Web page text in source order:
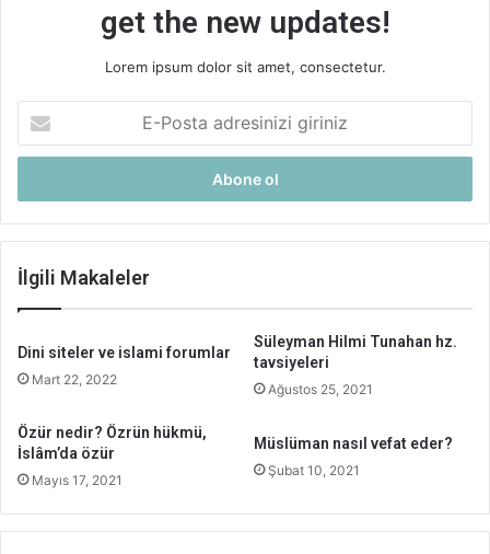
get the new updates!
Lorem ipsum dolor sit amet, consectetur.
Posta
adresinizi
İlgili Makaleler
Dini siteler ve islami forumlar
Mart 22, 2022
Süleyman Hilmi Tunahan hz.
tavsiyeleri
Ağustos 25, 2021
Özür nedir? Özrün hükmü,
İslâm’da özür
Mayıs 17, 2021
Müslüman nasıl vefat eder?
Şubat 10, 2021